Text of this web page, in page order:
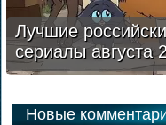
Лучшие
сериалы августа
Новые